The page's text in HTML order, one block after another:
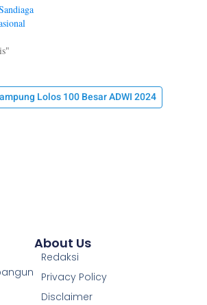
Lolos 100 Besar ADWI 2024
About Us
Redaksi
Privacy Policy
Disclaimer